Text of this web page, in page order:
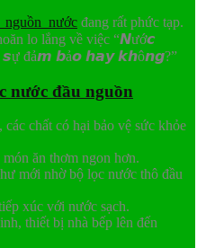
đang rất phức tạp.
lo lắng về việc “𝙉ướ𝙘
đả𝙢 𝙗ả𝙤 𝙝𝙖𝙮 𝙠𝙝ô𝙣𝙜?”
nước đầu nguồn
chất có hại bảo vệ sức khỏe
ăn thơm ngon hơn.
mới nhờ bộ lọc nước thô đầu
xúc với nước sạch.
thiết bị nhà bếp lên đến